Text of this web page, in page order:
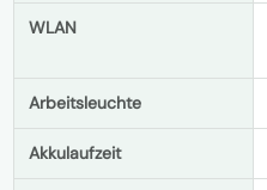
WLAN
Arbeitsleuchte
Akkulaufzeit